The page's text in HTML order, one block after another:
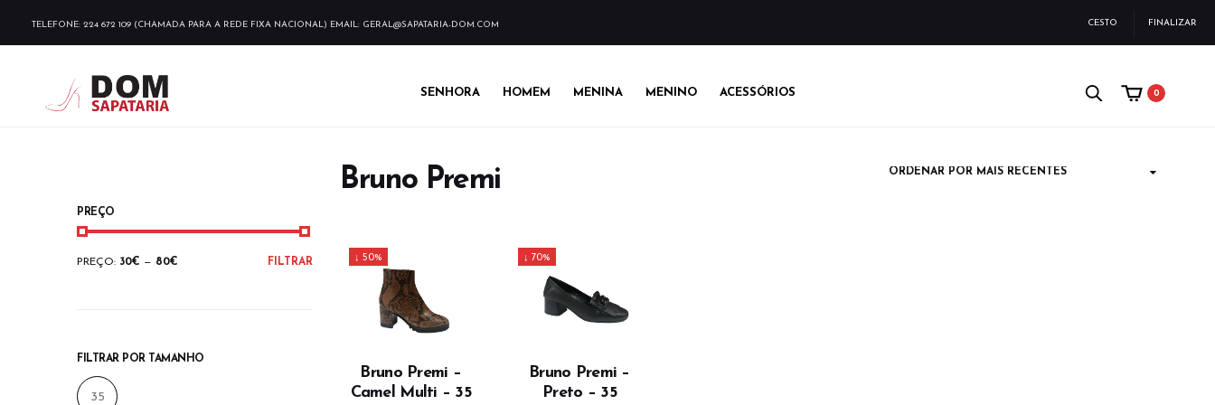
TELEFONE: 224 672 109 (CHAMADA PARA A REDE FIXA NACIONAL) EMAIL: GERAL@SAPATARIA-DOM.COM CESTO FINALIZAR
SENHORA HOMEM MENINA MENINO ACESSÓRIOS 0
PREÇO
PREÇO
MÍNIMO
PREÇO
MÁXIMO
FILTRAR
PREÇO: 30€ — 80€
FILTRAR POR TAMANHO
35
Bruno Premi
↓ 50%
Bruno Premi –
Camel Multi – 35
↓ 70%
Bruno Premi –
Preto – 35